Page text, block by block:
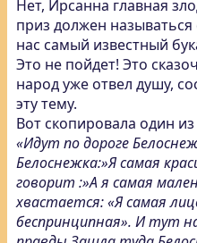
Нет, Ирсанна главная
приз должен называться
нас самый известный
Это не пойдет! Это
народ уже отвел душу,
эту тему.
Вот скопировала один из
«Идут по дороге
Белоснежка:»Я самая
говорит :»А я самая
хвастается: «Я самая
беспринципная». И тут